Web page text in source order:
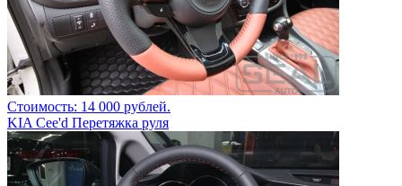
Стоимость: 14 000 рублей.
KIA Cee'd Перетяжка руля